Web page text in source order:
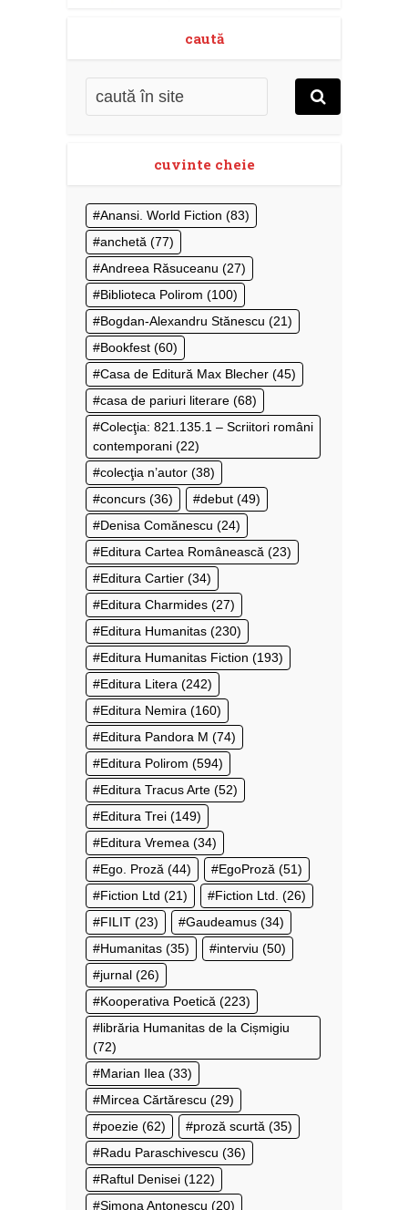
caută
cuvinte cheie
Anansi. World Fiction (83)
anchetă (77)
Andreea Răsuceanu (27)
Biblioteca Polirom (100)
Bogdan-Alexandru Stănescu (21)
Bookfest (60)
Casa de Editură Max Blecher (45)
casa de pariuri literare (68)
Colecţia: 821.135.1 – Scriitori români
contemporani (22)
colecţia n’autor (38)
concurs (36) debut (49)
Denisa Comănescu (24)
Editura Cartea Românească (23)
Editura Cartier (34)
Editura Charmides (27)
Editura Humanitas (230)
Editura Humanitas Fiction (193)
Editura Litera (242)
Editura Nemira (160)
Editura Pandora M (74)
Editura Polirom (594)
Editura Tracus Arte (52)
Editura Trei (149)
Editura Vremea (34)
Ego. Proză (44) EgoProză (51)
Fiction Ltd (21) Fiction Ltd. (26)
FILIT (23) Gaudeamus (34)
Humanitas (35) interviu (50)
jurnal (26)
Kooperativa Poetică (223)
librăria Humanitas de la Cișmigiu
(72)
Marian Ilea (33)
Mircea Cărtărescu (29)
poezie (62) proză scurtă (35)
Radu Paraschivescu (36)
Raftul Denisei (122)
Simona Antonescu (20)